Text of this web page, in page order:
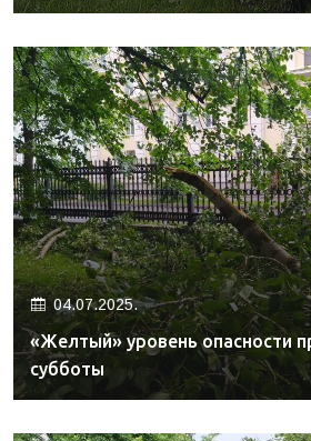
04.07.2025.
«Желтый» уровень опасности
субботы